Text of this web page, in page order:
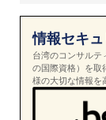
情報セキ
台湾のコンサルテ
の国際資格）を取
様の大切な情報を